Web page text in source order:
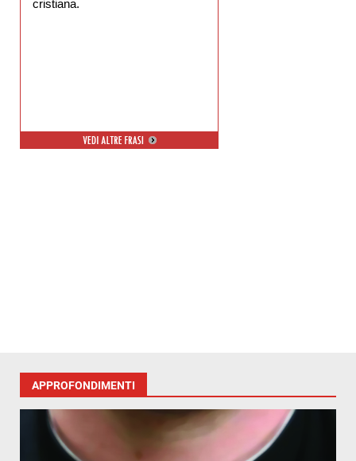
cristiana.
APPROFONDIMENTI